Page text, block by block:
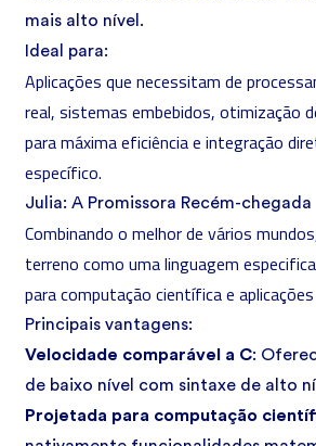
mais alto nível.
Ideal para:
Aplicações que necessitam de
real, sistemas embebidos, otimização
para máxima eficiência e integração
específico.
Julia: A Promissora Recém-chegada
Combinando o melhor de vários
terreno como uma linguagem
para computação científica e aplicações
Principais vantagens:
Velocidade comparável a C:
de baixo nível com sintaxe de alto
Projetada para computação